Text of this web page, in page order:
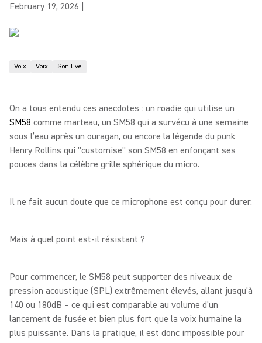
February 19, 2026
Voix Voix Son live
On a tous entendu ces anecdotes : un roadie qui utilise un
SM58 comme marteau, un SM58 qui a survécu à une semaine
sous l’eau après un ouragan, ou encore la légende du punk
Henry Rollins qui "customise" son SM58 en enfonçant ses
pouces dans la célèbre grille sphérique du micro.
Il ne fait aucun doute que ce microphone est conçu pour durer.
Mais à quel point est-il résistant ?
Pour commencer, le SM58 peut supporter des niveaux de
pression acoustique (SPL) extrêmement élevés, allant jusqu'à
140 ou 180dB – ce qui est comparable au volume d'un
lancement de fusée et bien plus fort que la voix humaine la
plus puissante. Dans la pratique, il est donc impossible pour